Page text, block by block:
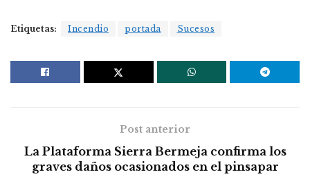
Etiquetas: Incendio portada Sucesos
Post anterior
La Plataforma Sierra Bermeja confirma los
graves daños ocasionados en el pinsapar